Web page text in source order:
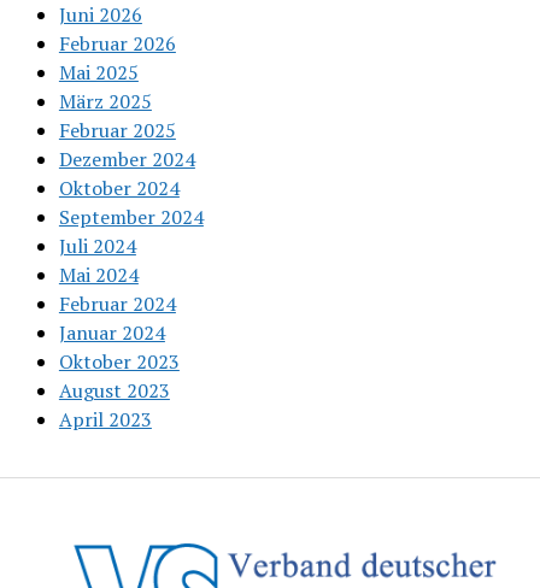
Juni 2026
Februar 2026
Mai 2025
März 2025
Februar 2025
Dezember 2024
Oktober 2024
September 2024
Juli 2024
Mai 2024
Februar 2024
Januar 2024
Oktober 2023
August 2023
April 2023